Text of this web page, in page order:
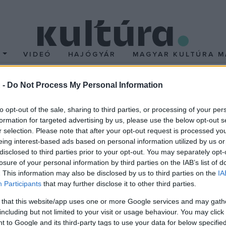
- Do Not Process My Personal Information
opt-out of the sale, sharing to third parties, or processing of your
for targeted advertising by us, please use the below opt-out
selection. Please note that after your opt-out request is processed
interest-based ads based on personal information utilized by us
to third parties prior to your opt-out. You may separately
of your personal information by third parties on the IAB’s list of
This information may also be disclosed by us to third parties on the
Participants that may further disclose it to other third parties.
that this website/app uses one or more Google services and may
but not limited to your visit or usage behaviour. You may
to Google and its third-party tags to use your data for below
VIDEÓ HAJÓGYÁR MAGYAR KULTÚRA
a Rádióban
beFábry Boglárka vibrafon- és marimba művész az
Bársony Péter, Rohmann Ditta, Nagy Péter,az
eltérően ebben az évadban csütörtök kora esténként
Bartók Rádió hangfelvételt készít, amelyet a következő